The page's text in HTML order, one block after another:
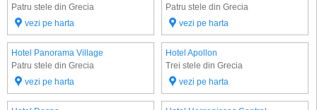
Patru stele din Grecia
vezi pe harta
Patru stele din Grecia
vezi pe harta
Hotel Panorama Village
Patru stele din Grecia
vezi pe harta
Hotel Apollon
Trei stele din Grecia
vezi pe harta